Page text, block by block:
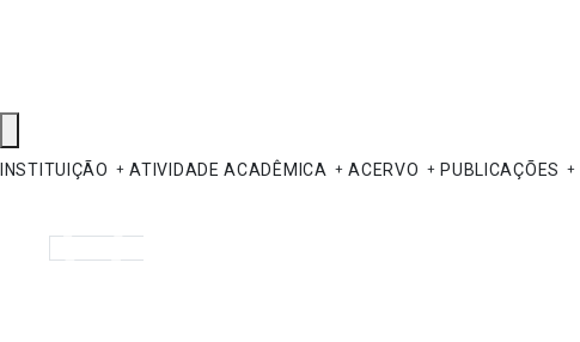
INSTITUIÇÃO ATIVIDADE ACADÊMICA ACERVO PUBLICAÇÕES